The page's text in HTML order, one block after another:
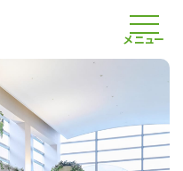
メニュー